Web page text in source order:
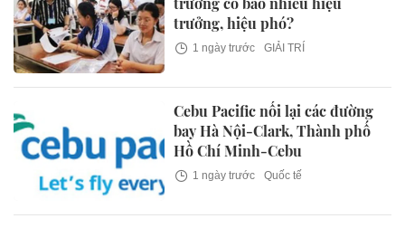
trưởng, hiệu phó?
1 ngày trước GIẢI TRÍ
Cebu Pacific nối lại các đường
bay Hà Nội-Clark, Thành phố
Hồ Chí Minh-Cebu
1 ngày trước Quốc tế